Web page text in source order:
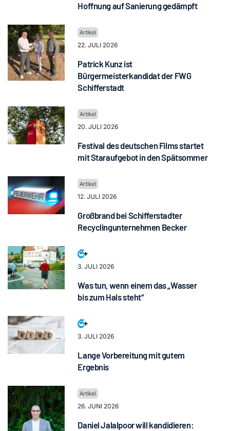
Hoffnung auf Sanierung gedämpft
22. JULI 2026
Patrick Kunz ist
Bürgermeisterkandidat der FWG
Schifferstadt
20. JULI 2026
Festival des deutschen Films startet
mit Staraufgebot in den Spätsommer
12. JULI 2026
Großbrand bei Schifferstadter
Recyclingunternehmen Becker
3. JULI 2026
Was tun, wenn einem das „Wasser
bis zum Hals steht“
3. JULI 2026
Lange Vorbereitung mit gutem
Ergebnis
26. JUNI 2026
Daniel Jalalpoor will kandidieren: